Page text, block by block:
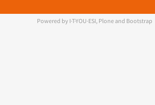
Powered by I·T·YOU·ESI, Plone and Bootstrap